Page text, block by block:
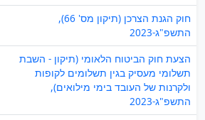
חוק הגנת הצרכן (תיקון מס' 66),
התשפ"ג-2023
הצעת חוק הביטוח הלאומי (תיקון - השבת
תשלומי מעסיק בגין תשלומים לקופות
ולקרנות של העובד בימי מילואים),
התשפ"ג-2023